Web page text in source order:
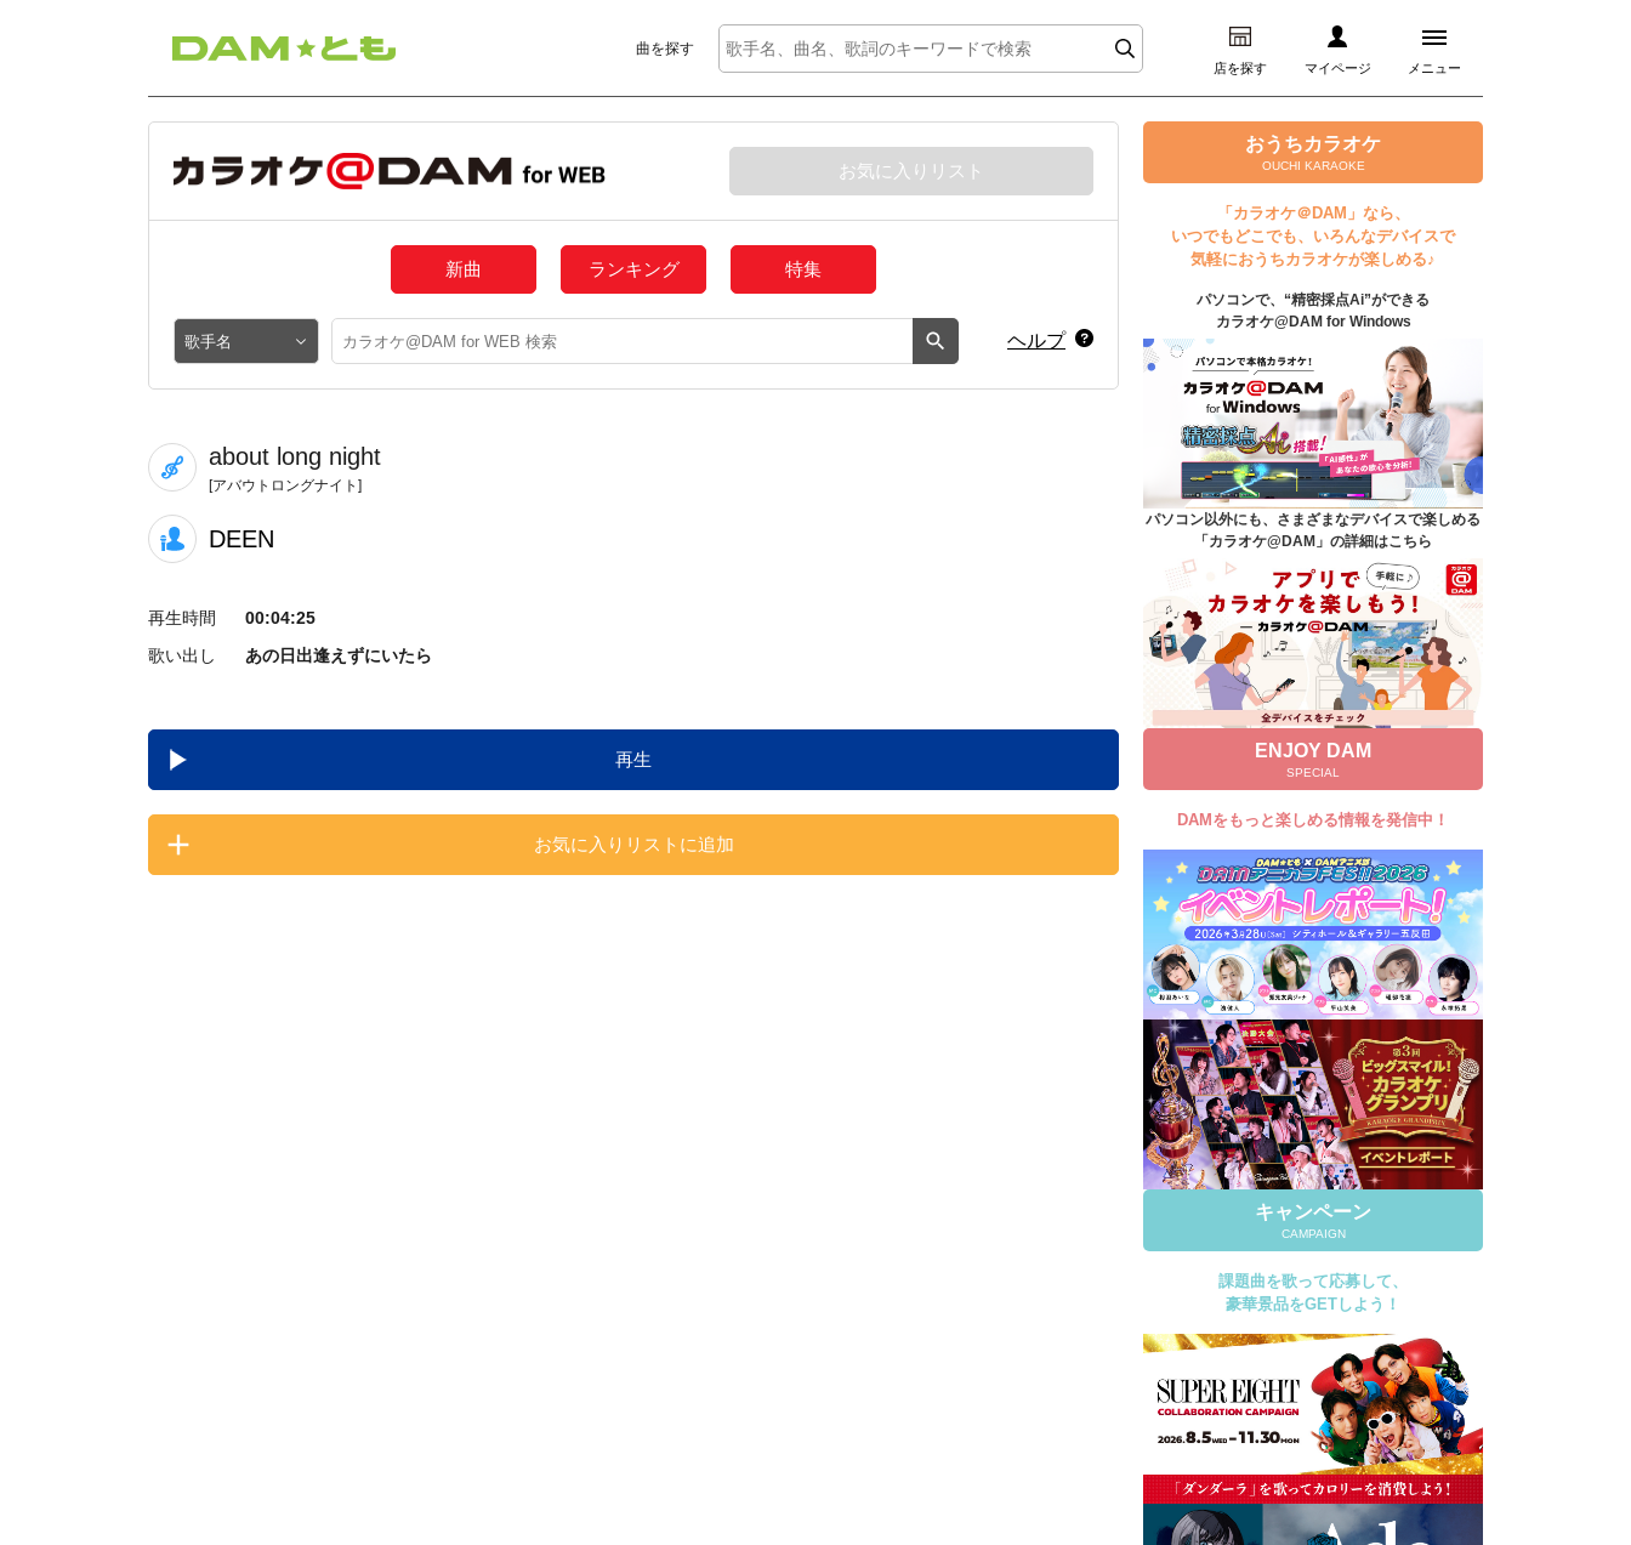
曲を探す
店を探す マイページ メニュー
ログイン
マイページ
プレミアムサービス
DAM★とも動画
DAM★とも録音
カラオケ＠DAM
ユーザー検索
キャンペーン
よくあるご質問
DAMの新曲・ランキングなど
カラオケ最新情報をチェック！
自宅でカラオケ歌い放題！
家族や友達と一緒に！練習にも！
お気に入りリスト
新曲 ランキング 特集
ヘルプ
about long night
[アバウトロングナイト]
DEEN
再生時間
00:04:25
歌い出し
あの日出逢えずにいたら
再生
お気に入りリストに追加
おうちカラオケ
OUCHI KARAOKE
「カラオケ＠DAM」なら、
いつでもどこでも、いろんなデバイスで
気軽におうちカラオケが楽しめる♪
パソコンで、“精密採点Ai”ができる
カラオケ@DAM for Windows
パソコン以外にも、さまざまなデバイスで楽しめる
「カラオケ@DAM」の詳細はこちら
ENJOY DAM
SPECIAL
DAMをもっと楽しめる情報を発信中！
キャンペーン
CAMPAIGN
課題曲を歌って応募して、
豪華景品をGETしよう！